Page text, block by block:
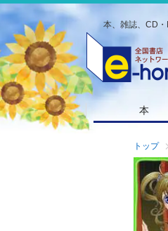
本、雑誌、CD
本
トップ